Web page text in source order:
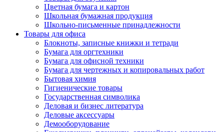
Цветная бумага и картон
Школьная бумажная продукция
Школьно-письменные принадлежности
Товары для офиса
Блокноты, записные книжки и тетради
Бумага для оргтехники
Бумага для офисной техники
Бумага для чертежных и копировальных работ
Бытовая химия
Гигиенические товары
Государственная символика
Деловая и бизнес литература
Деловые аксессуары
Демооборудование